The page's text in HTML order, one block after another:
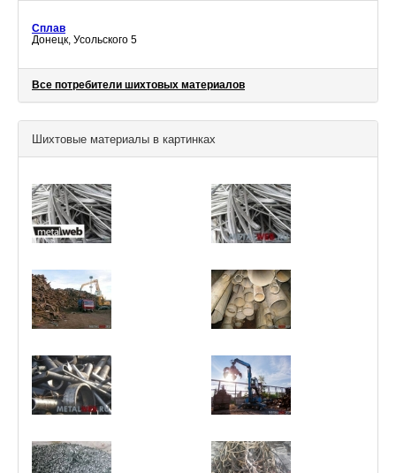
Сплав
Донецк, Усольского 5
Все потребители шихтовых материалов
Шихтовые материалы в картинках